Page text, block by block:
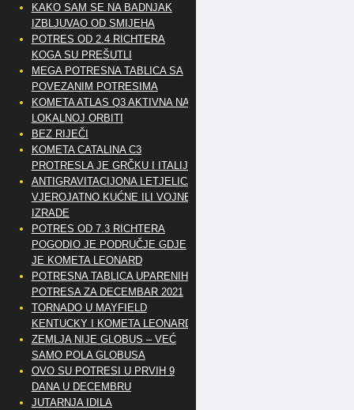
KAKO SAM SE NA BADNJAK
IZBLJUVAO OD SMIJEHA
POTRES OD 2.4 RICHTERA
KOGA SU PREŠUTLI
MEGA POTRESNA TABLICA SA
POVEZANIM POTRESIMA
KOMETA ATLAS Q3 AKTIVNA NA
LOKALNOJ ORBITI
BEZ RIJEČI
KOMETA CATALINA C3
PROTRESLA JE GRČKU I ITALIJU
ANTIGRAVITACIJONA LETJELICA
VJEROJATNO KUĆNE ILI VOJNE
IZRADE
POTRES OD 7.3 RICHTERA
POGODIO JE PODRUČJE GDJE
JE KOMETA LEONARD
POTRESNA TABLICA UPARENIH
POTRESA ZA DECEMBAR 2021
TORNADO U MAYFIELD
KENTUCKY I KOMETA LEONARD
ZEMLJA NIJE GLOBUS – VEĆ
SAMO POLA GLOBUSA
OVO SU POTRESI U PRVIH 9
DANA U DECEMBRU
JUTARNJA IDILA